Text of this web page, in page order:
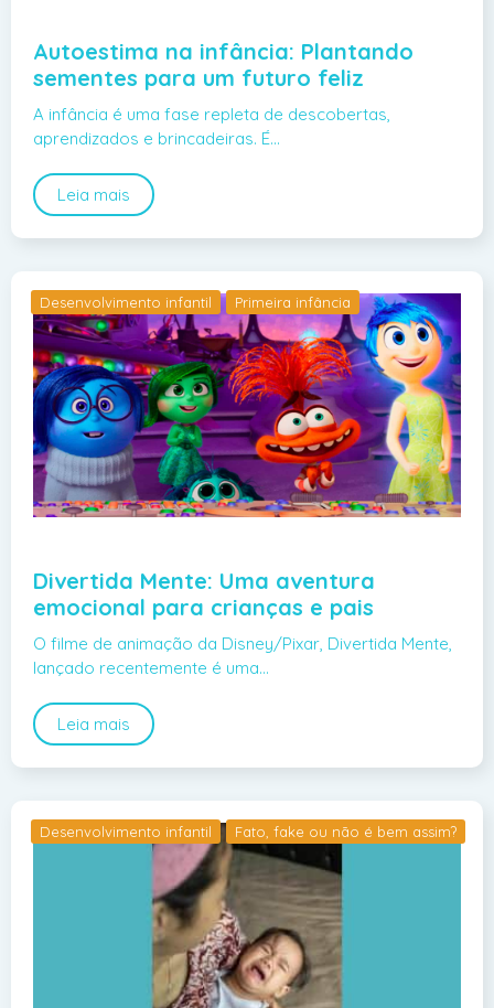
Autoestima na infância: Plantando
sementes para um futuro feliz
A infância é uma fase repleta de descobertas,
aprendizados e brincadeiras. É…
Leia mais
Desenvolvimento infantil Primeira infância
Divertida Mente: Uma aventura
emocional para crianças e pais
O filme de animação da Disney/Pixar, Divertida Mente,
lançado recentemente é uma…
Leia mais
Desenvolvimento infantil Fato, fake ou não é bem assim?